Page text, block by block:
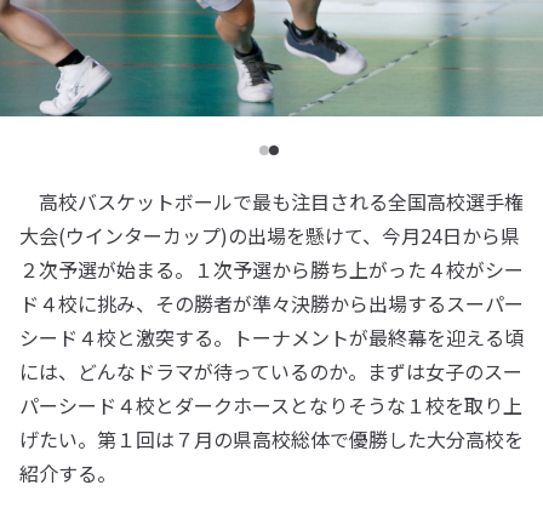
高校バスケットボールで最も注目される全国高校選手権
大会(ウインターカップ)の出場を懸けて、今月24日から県
２次予選が始まる。１次予選から勝ち上がった４校がシー
ド４校に挑み、その勝者が準々決勝から出場するスーパー
シード４校と激突する。トーナメントが最終幕を迎える頃
には、どんなドラマが待っているのか。まずは女子のスー
パーシード４校とダークホースとなりそうな１校を取り上
げたい。第１回は７月の県高校総体で優勝した大分高校を
紹介する。